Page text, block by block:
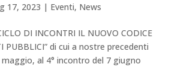
17, 2023 | Eventi, News
DI INCONTRI IL NUOVO CODICE
PUBBLICI” di cui a nostre precedenti
al 4° incontro del 7 giugno